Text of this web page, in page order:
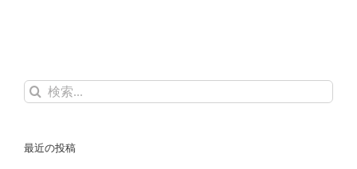
検
最近の投稿